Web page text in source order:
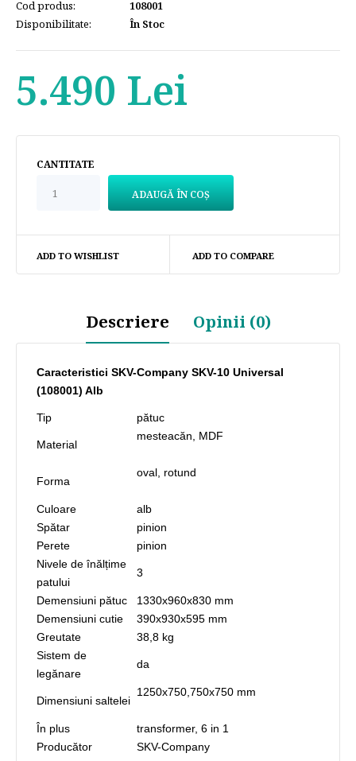
Cod produs:
108001
Disponibilitate:
În Stoc
5.490 Lei
CANTITATE
ADD TO WISHLIST ADD TO COMPARE
Descriere Opinii (0)
Caracteristici SKV-Company SKV-10 Universal
(108001) Alb
Tip pătuc
Material
mesteacăn, MDF
Forma
oval, rotund
Culoare
alb
Spătar
pinion
Perete
pinion
Nivele de înălțime
patului
3
Demensiuni pătuc
1330x960x830 mm
Demensiuni cutie
390x930x595 mm
Greutate
38,8 kg
Sistem de
legănare
da
Dimensiuni saltelei
1250x750,750x750 mm
În plus
transformer, 6 in 1
Producător
SKV-Company